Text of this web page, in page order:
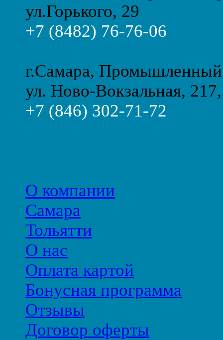
ул.Горького, 29
+7 (8482) 76-76-06
г.Самара,
ул. Ново-Вокзальная,
+7 (846) 302-71-72
О компании
Самара
Тольятти
О нас
Оплата картой
Бонусная программа
Отзывы
Договор оферты